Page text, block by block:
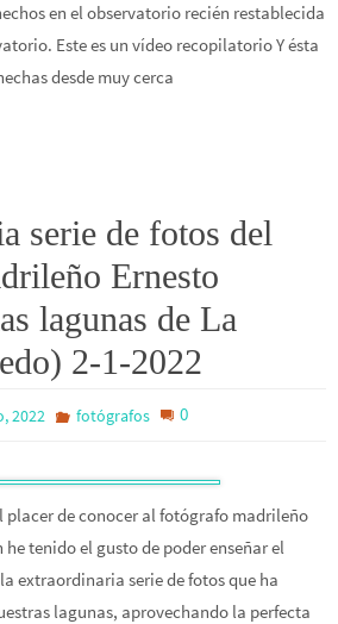
en el observatorio recién restablecida
Este es un vídeo recopilatorio Y ésta
desde muy cerca
serie de fotos del
Ernesto
lagunas de La
2-1-2022
2022 fotógrafos 0
placer de conocer al fotógrafo madrileño
tenido el gusto de poder enseñar el
extraordinaria serie de fotos que ha
lagunas, aprovechando la perfecta